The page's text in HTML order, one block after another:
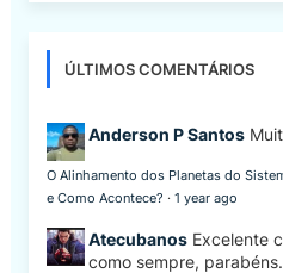
ÚLTIMOS COMENTÁRIOS
Anderson P Santos
O Alinhamento dos Planetas do
e Como Acontece? · 1 year ago
Atecubanos Excelente
como sempre, parabéns.